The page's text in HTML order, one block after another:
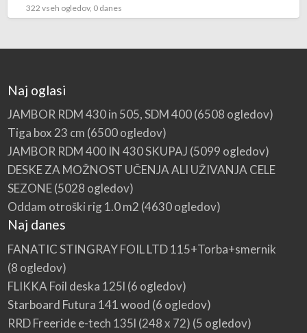
322 vseh ogledov, 0 danes
Naj oglasi
JAMBOR RDM 430 in 505, SDM 400(6508 ogledov)
Tiga box 23 cm (6500 ogledov)
JAMBOR RDM 400 IN 430 SKUPAJ (5099 ogledov)
DESKE ZA MOŽNOST UČENJA ALI UŽIVANJA CELE
SEZONE(5028 ogledov)
Oddam otroški rig 1.0 m2 (4630 ogledov)
Naj danes
FANATIC STINGRAY FOIL LTD 115+Torba+smernik
(8 ogledov)
FLIKKA Foil deska 125l (6 ogledov)
Starboard Futura 141 wood (6 ogledov)
RRD Freeride e-tech 135l (248 x 72) (5 ogledov)